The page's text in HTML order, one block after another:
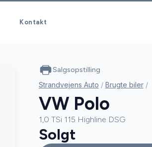
Kontakt
Salgsopstilling
Strandvejens Auto / Brugte biler /
VW Polo
1,0 TSi 115 Highline DSG
Solgt